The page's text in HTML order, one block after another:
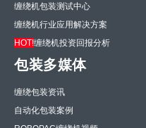
缠绕机包装测试中心
缠绕机行业应用解决方案
HOT!缠绕机投资回报分析
包装多媒体
缠绕包装资讯
自动化包装案例